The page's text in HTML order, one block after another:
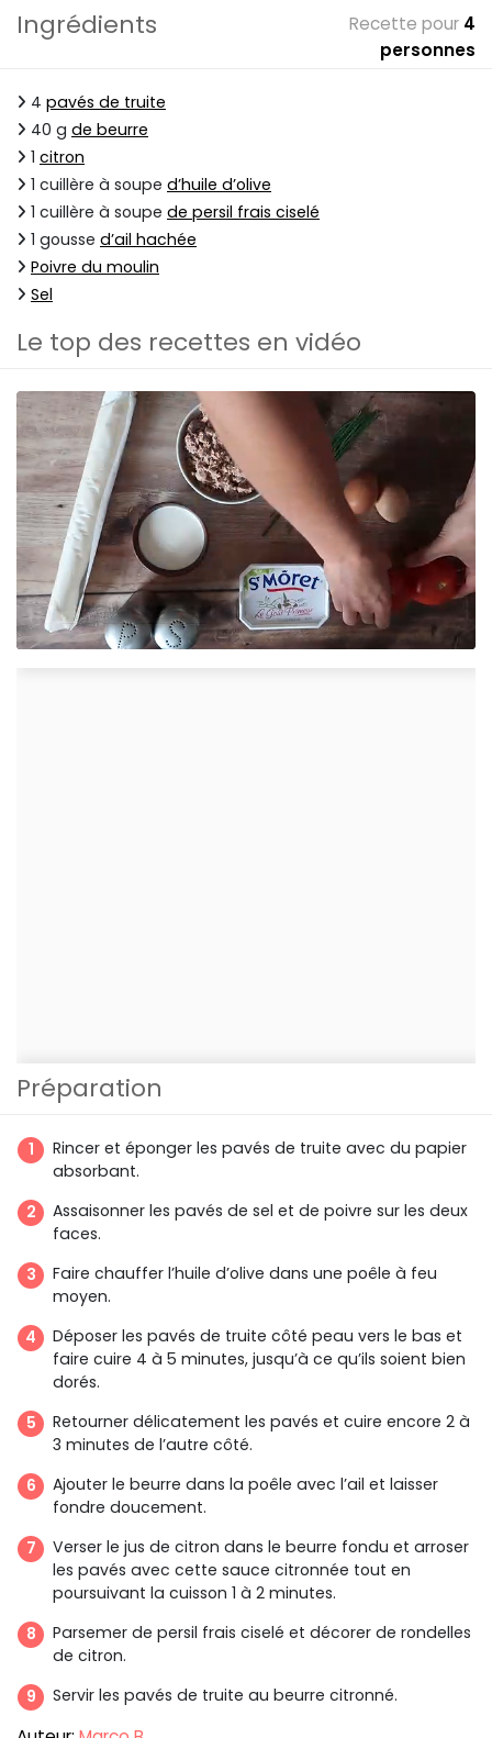
Ingrédients Recette pour 4
personnes
4 pavés de truite
40 g de beurre
1 citron
1 cuillère à soupe d’huile d’olive
1 cuillère à soupe de persil frais ciselé
1 gousse d’ail hachée
Poivre du moulin
Sel
Le top des recettes en vidéo
Préparation
Rincer et éponger les pavés de truite avec du papier
absorbant.
Assaisonner les pavés de sel et de poivre sur les deux
faces.
Faire chauffer l’huile d’olive dans une poêle à feu
moyen.
Déposer les pavés de truite côté peau vers le bas et
faire cuire 4 à 5 minutes, jusqu’à ce qu’ils soient bien
dorés.
Retourner délicatement les pavés et cuire encore 2 à
3 minutes de l’autre côté.
Ajouter le beurre dans la poêle avec l’ail et laisser
fondre doucement.
Verser le jus de citron dans le beurre fondu et arroser
les pavés avec cette sauce citronnée tout en
poursuivant la cuisson 1 à 2 minutes.
Parsemer de persil frais ciselé et décorer de rondelles
de citron.
Servir les pavés de truite au beurre citronné.